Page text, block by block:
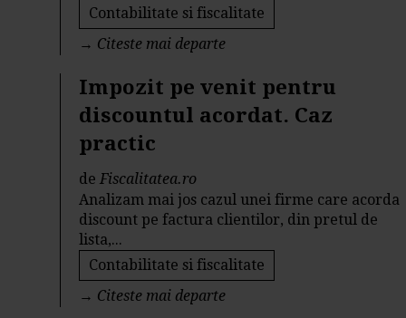
Contabilitate si fiscalitate
→ Citeste mai departe
Impozit pe venit pentru
discountul acordat. Caz
practic
deFiscalitatea.ro
Analizam mai jos cazul unei firme care acorda
discount pe factura clientilor, din pretul de
lista,...
Contabilitate si fiscalitate
→ Citeste mai departe